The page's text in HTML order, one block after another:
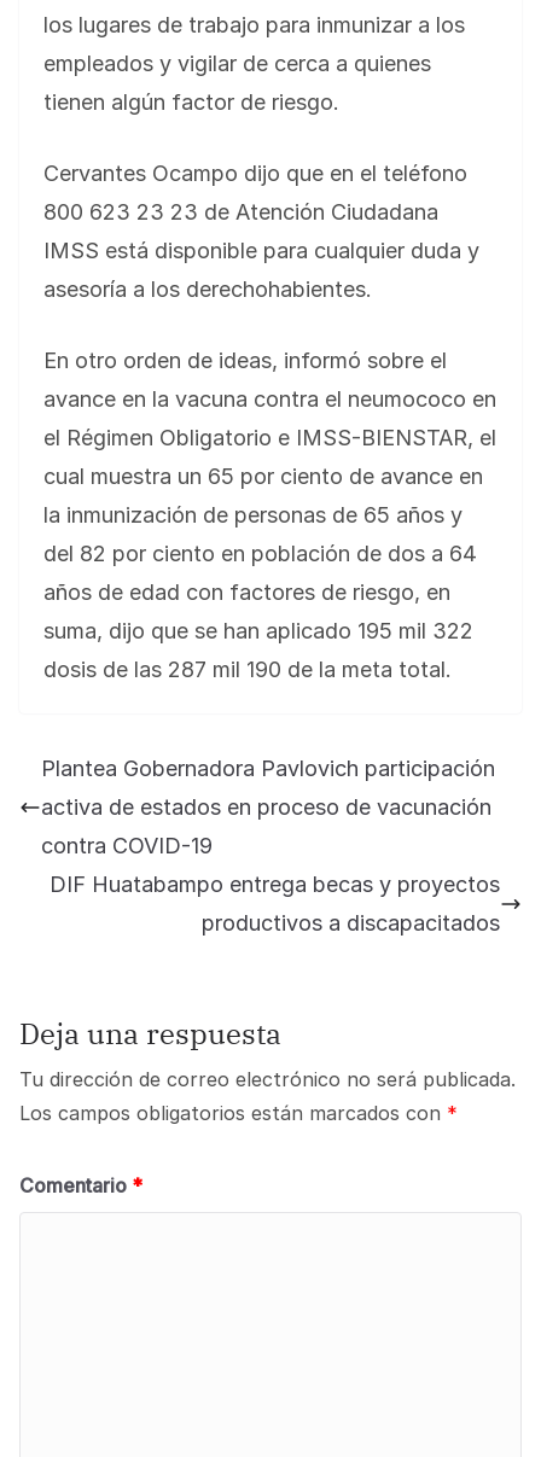
los lugares de trabajo para inmunizar a los
empleados y vigilar de cerca a quienes
tienen algún factor de riesgo.
Cervantes Ocampo dijo que en el teléfono
800 623 23 23 de Atención Ciudadana
IMSS está disponible para cualquier duda y
asesoría a los derechohabientes.
En otro orden de ideas, informó sobre el
avance en la vacuna contra el neumococo en
el Régimen Obligatorio e IMSS-BIENSTAR, el
cual muestra un 65 por ciento de avance en
la inmunización de personas de 65 años y
del 82 por ciento en población de dos a 64
años de edad con factores de riesgo, en
suma, dijo que se han aplicado 195 mil 322
dosis de las 287 mil 190 de la meta total.
Plantea Gobernadora Pavlovich participación
activa de estados en proceso de vacunación
contra COVID-19
DIF Huatabampo entrega becas y proyectos
productivos a discapacitados
Deja una respuesta
Tu dirección de correo electrónico no será publicada.
Los campos obligatorios están marcados con *
Comentario *